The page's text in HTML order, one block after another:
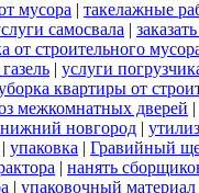
мусора | такелажные
самосвала |
от строительного
| услуги
квартиры от
межкомнатных дверей |
нижний новгород |
| упаковка | Гравийный
| нанять
| упаковочный материал